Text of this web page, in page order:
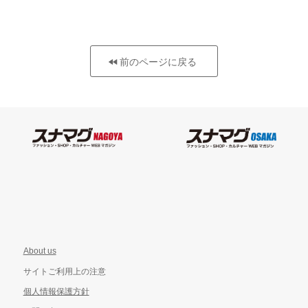
前のページに戻る
About us
サイトご利用上の注意
個人情報保護方針